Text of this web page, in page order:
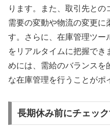
ります。また、取引先との
需要の変動や物流の変更に
す。さらに、在庫管理ツー
をリアルタイムに把握でき
めには、需給のバランスを
な在庫管理を行うことがポ
長期休み前にチェッ